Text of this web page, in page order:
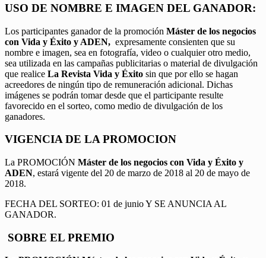
USO DE NOMBRE E IMAGEN DEL GANADOR:
Los participantes ganador de la promoción Máster de los negocios
con Vida y Éxito y ADEN, expresamente consienten que su
nombre e imagen, sea en fotografía, video o cualquier otro medio,
sea utilizada en las campañas publicitarias o material de divulgación
que realice La Revista Vida y Éxito sin que por ello se hagan
acreedores de ningún tipo de remuneración adicional. Dichas
imágenes se podrán tomar desde que el participante resulte
favorecido en el sorteo, como medio de divulgación de los
ganadores.
VIGENCIA DE LA PROMOCION
La PROMOCIÓN Máster de los negocios con Vida y Éxito y
ADEN, estará vigente del 20 de marzo de 2018 al 20 de mayo de
2018.
FECHA DEL SORTEO: 01 de junio Y SE ANUNCIA AL
GANADOR.
SOBRE EL PREMIO